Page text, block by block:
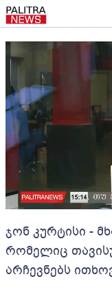
ჯონ კურტისი -
რომელიც
არჩევნებს